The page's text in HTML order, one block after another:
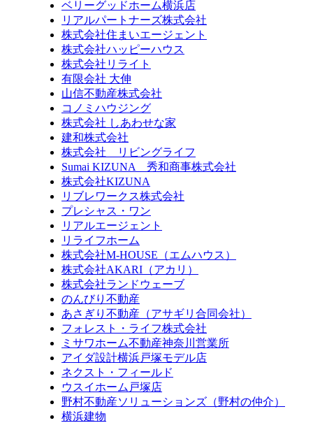
ベリーグッドホーム横浜店
リアルパートナーズ株式会社
株式会社住まいエージェント
株式会社ハッピーハウス
株式会社リライト
有限会社 大伸
山信不動産株式会社
コノミハウジング
株式会社 しあわせな家
建和株式会社
株式会社 リビングライフ
Sumai KIZUNA 秀和商事株式会社
株式会社KIZUNA
リブレワークス株式会社
プレシャス・ワン
リアルエージェント
リライフホーム
株式会社M-HOUSE（エムハウス）
株式会社AKARI（アカリ）
株式会社ランドウェーブ
のんびり不動産
あさぎり不動産（アサギリ合同会社）
フォレスト・ライフ株式会社
ミサワホーム不動産神奈川営業所
アイダ設計横浜戸塚モデル店
ネクスト・フィールド
ウスイホーム戸塚店
野村不動産ソリューションズ（野村の仲介）
横浜建物